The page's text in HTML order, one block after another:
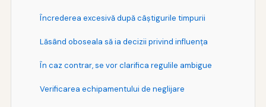
Încrederea excesivă după câştigurile timpurii
Lăsând oboseala să ia decizii privind influenţa
În caz contrar, se vor clarifica regulile ambigue
Verificarea echipamentului de neglijare